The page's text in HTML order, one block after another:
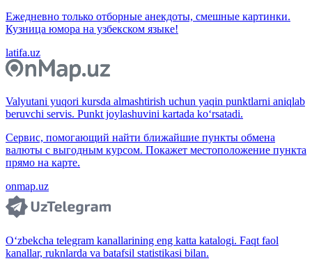
Ежедневно только отборные анекдоты, смешные картинки.
Кузница юмора на узбекском языке!
latifa.uz
Valyutani yuqori kursda almashtirish uchun yaqin punktlarni aniqlab
beruvchi servis. Punkt joylashuvini kartada ko‘rsatadi.
Сервис, помогающий найти ближайшие пункты обмена
валюты с выгодным курсом. Покажет местоположение пункта
прямо на карте.
onmap.uz
O‘zbekcha telegram kanallarining eng katta katalogi. Faqt faol
kanallar, ruknlarda va batafsil statistikasi bilan.